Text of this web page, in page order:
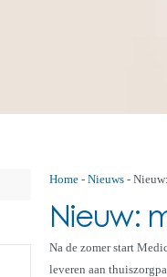
Home- Nieuws-
Nieuw:
Na de zomer start
leveren aan